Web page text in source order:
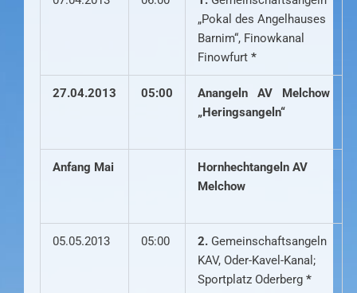
„Pokal des Angelhauses
Barnim“, Finowkanal
Finowfurt *
27.04.2013 05:00
Anangeln AV Melchow
„Heringsangeln“
Anfang Mai
Hornhechtangeln AV
Melchow
05.05.2013 05:00 2.Gemeinschaftsangeln
KAV, Oder-Kavel-Kanal;
Sportplatz Oderberg *